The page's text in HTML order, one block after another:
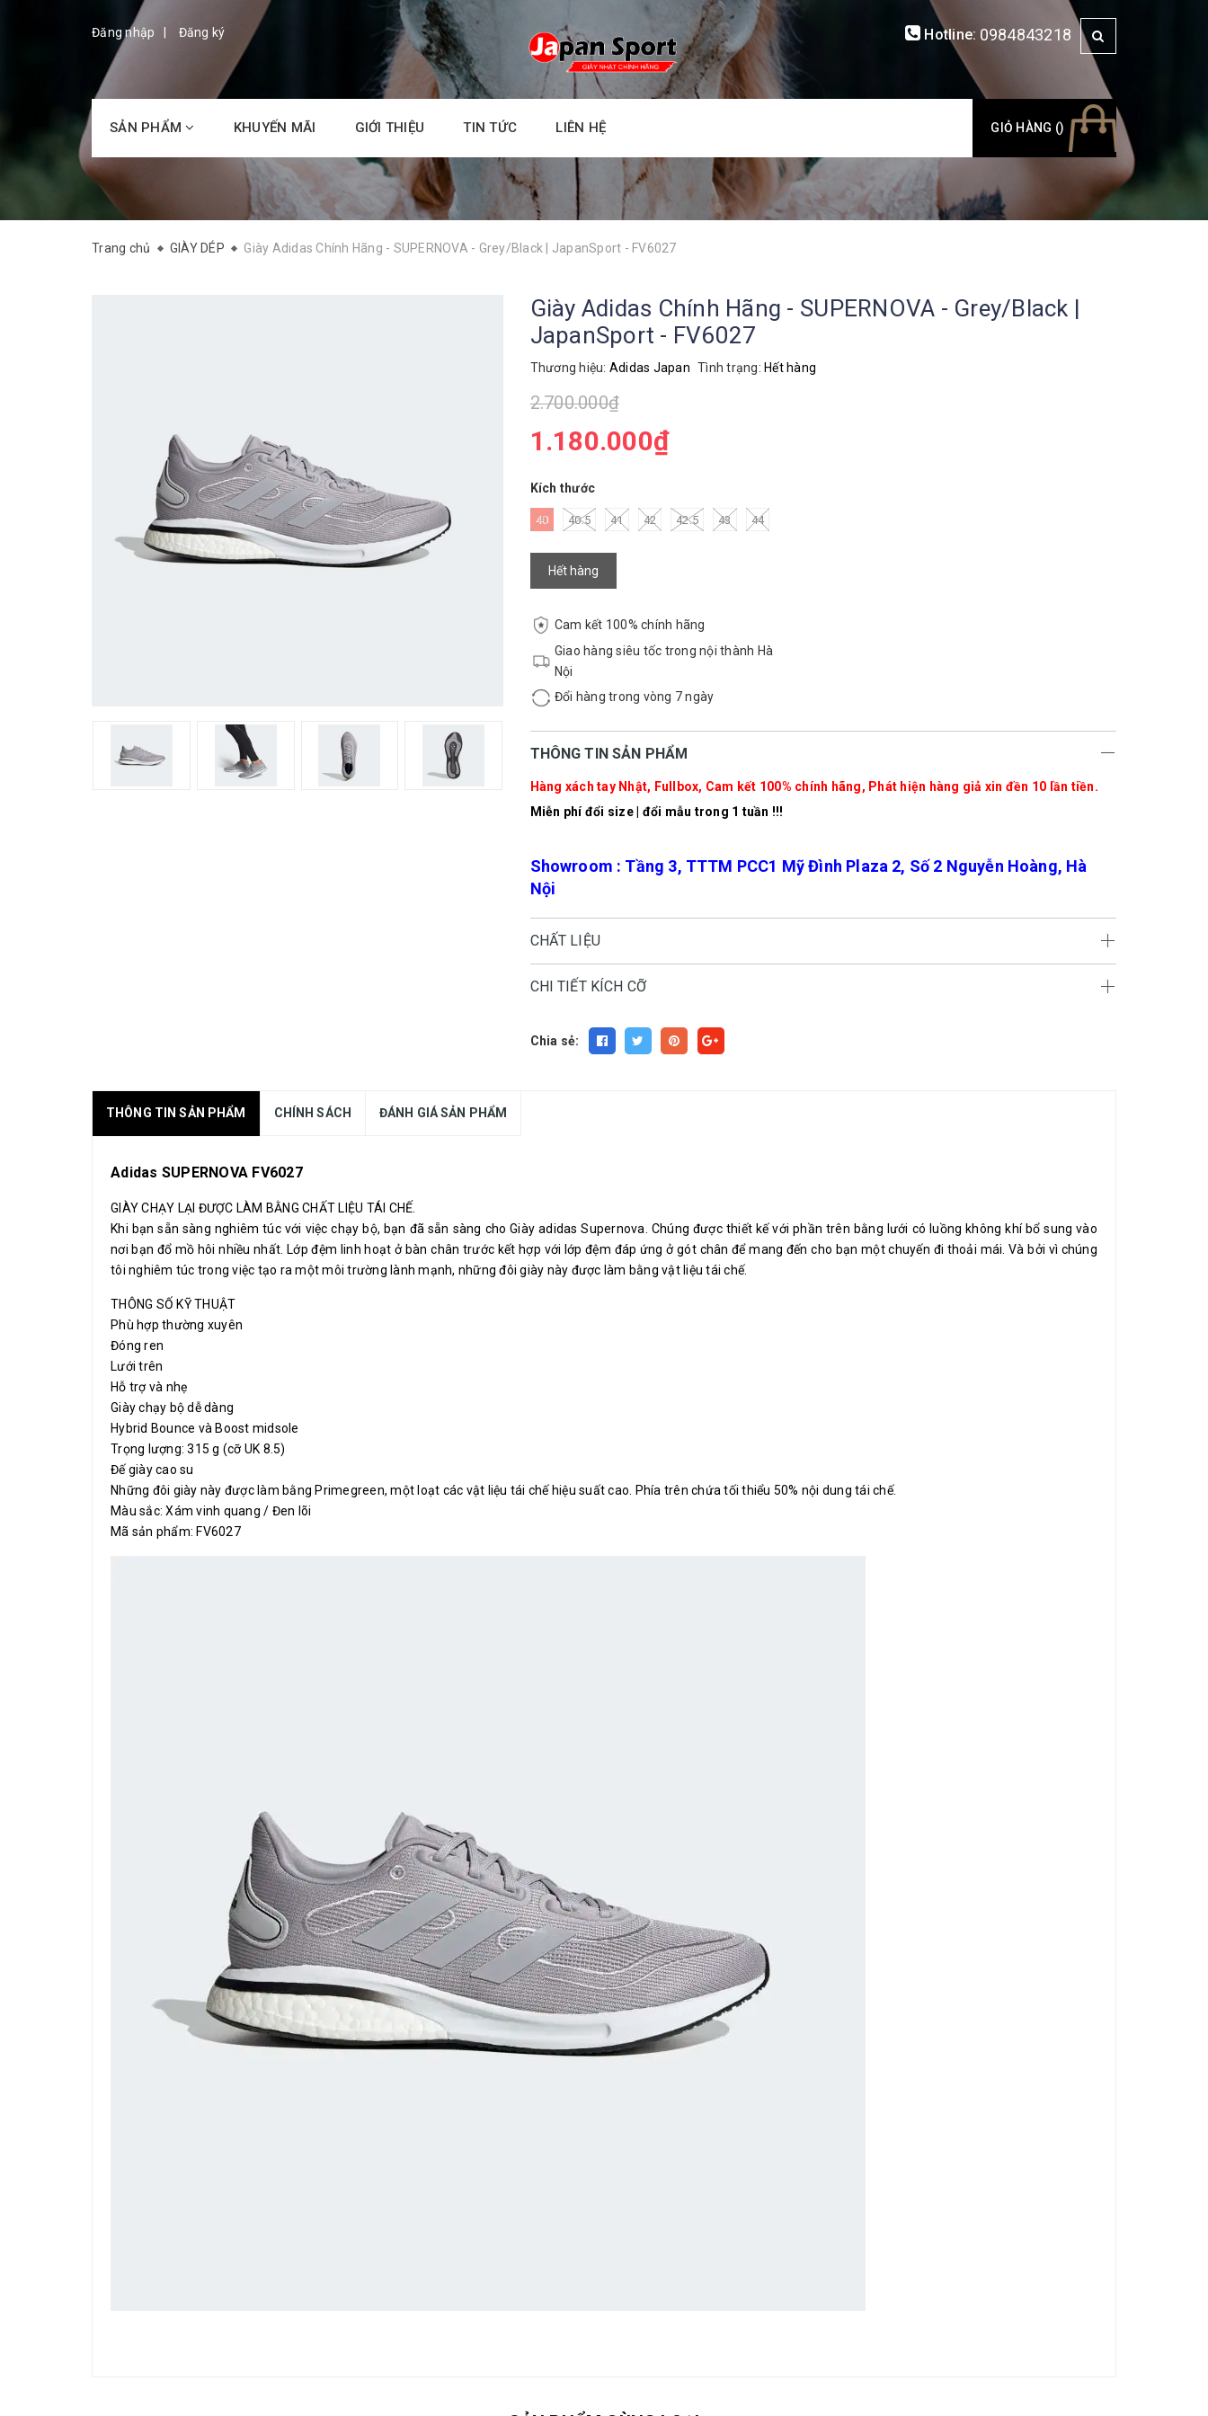
Đăng nhập Đăng ký Hotline: 0984843218
SẢN PHẨM KHUYẾN MÃI GIỚI THIỆU TIN TỨC LIÊN HỆ GIỎ HÀNG ()
Trang chủ GIÀY DÉP Giày Adidas Chính Hãng - SUPERNOVA - Grey/Black | JapanSport - FV6027
Giày Adidas Chính Hãng - SUPERNOVA - Grey/Black |
JapanSport - FV6027
Thương hiệu: Adidas Japan Tình trạng: Hết hàng
2.700.000₫
1.180.000₫
Kích thước
40 40.5 41 42 42.5 43 44
Hết hàng
Cam kết 100% chính hãng
Giao hàng siêu tốc trong nội thành Hà
Nội
Đổi hàng trong vòng 7 ngày
THÔNG TIN SẢN PHẨM
Hàng xách tay Nhật, Fullbox, Cam kết 100% chính hãng, Phát hiện hàng giả xin đền 10 lần tiền.
Miễn phí đổi size | đổi mẫu trong 1 tuần !!!
Showroom : Tầng 3, TTTM PCC1 Mỹ Đình Plaza 2, Số 2 Nguyễn Hoàng, Hà
Nội
CHẤT LIỆU
CHI TIẾT KÍCH CỠ
Chia sẻ:
THÔNG TIN SẢN PHẨM CHÍNH SÁCH ĐÁNH GIÁ SẢN PHẨM
Adidas SUPERNOVA FV6027
GIÀY CHẠY LẠI ĐƯỢC LÀM BẰNG CHẤT LIỆU TÁI CHẾ.
Khi bạn sẵn sàng nghiêm túc với việc chạy bộ, bạn đã sẵn sàng cho Giày adidas Supernova. Chúng được thiết kế với phần trên bằng lưới có luồng không khí bổ sung vào
nơi bạn đổ mồ hôi nhiều nhất. Lớp đệm linh hoạt ở bàn chân trước kết hợp với lớp đệm đáp ứng ở gót chân để mang đến cho bạn một chuyến đi thoải mái. Và bởi vì chúng
tôi nghiêm túc trong việc tạo ra một môi trường lành mạnh, những đôi giày này được làm bằng vật liệu tái chế.
THÔNG SỐ KỸ THUẬT
Phù hợp thường xuyên
Đóng ren
Lưới trên
Hỗ trợ và nhẹ
Giày chạy bộ dễ dàng
Hybrid Bounce và Boost midsole
Trọng lượng: 315 g (cỡ UK 8.5)
Đế giày cao su
Những đôi giày này được làm bằng Primegreen, một loạt các vật liệu tái chế hiệu suất cao. Phía trên chứa tối thiểu 50% nội dung tái chế.
Màu sắc: Xám vinh quang / Đen lõi
Mã sản phẩm: FV6027